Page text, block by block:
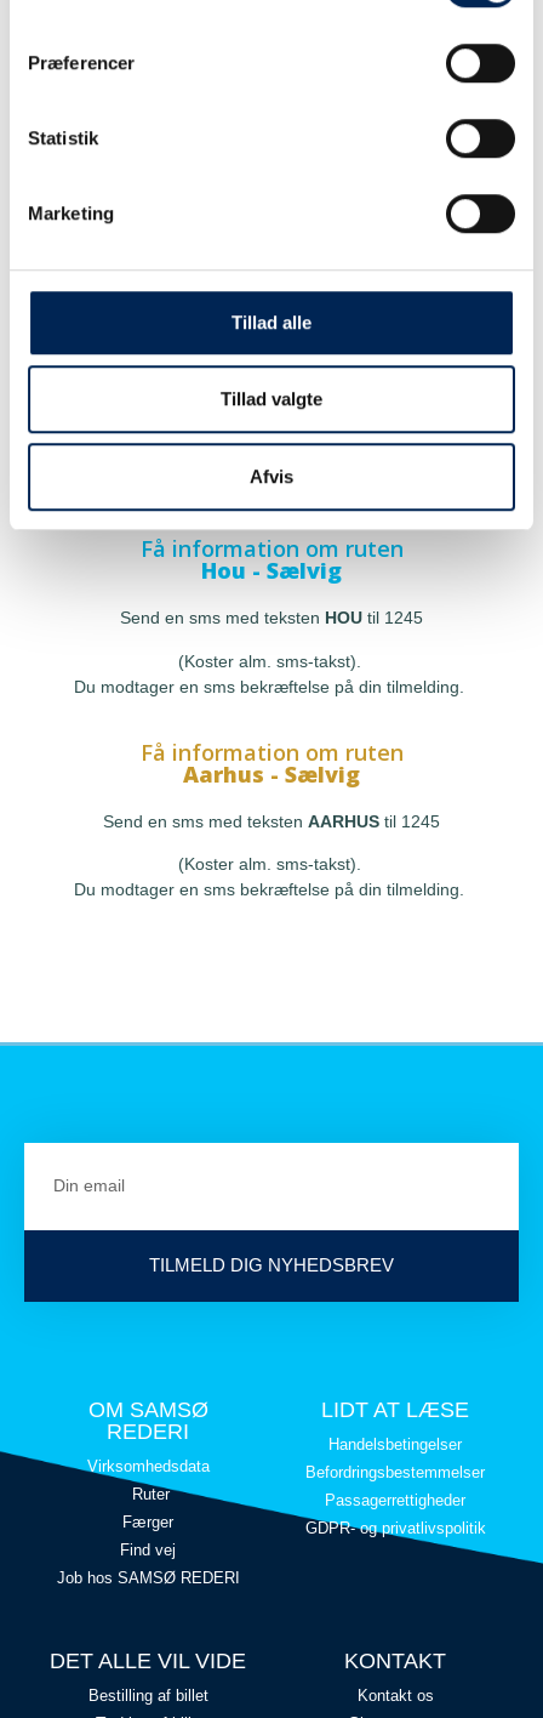
Præferencer
Statistik
Marketing
Tillad alle
Tillad valgte
Afvis
Få information om ruten
Hou - Sælvig
Send en sms med teksten HOU til 1245
(Koster alm. sms-takst).
Du modtager en sms bekræftelse på din tilmelding.
Få information om ruten
Aarhus - Sælvig
Send en sms med teksten AARHUS til 1245
(Koster alm. sms-takst).
Du modtager en sms bekræftelse på din tilmelding.
TILMELD DIG NYHEDSBREV
OM SAMSØ
REDERI
Virksomhedsdata
Ruter
Færger
Find vej
Job hos SAMSØ REDERI
LIDT AT LÆSE
Handelsbetingelser
Befordringsbestemmelser
Passagerrettigheder
GDPR- og privatlivspolitik
DET ALLE VIL VIDE
Bestilling af billet
KONTAKT
Kontakt os